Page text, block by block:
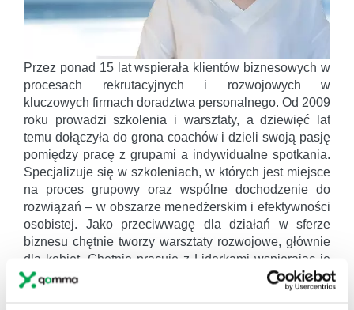
Przez ponad 15 lat wspierała klientów biznesowych w
procesach rekrutacyjnych i rozwojowych w
kluczowych firmach doradztwa personalnego. Od 2009
roku prowadzi szkolenia i warsztaty, a dziewięć lat
temu dołączyła do grona coachów i dzieli swoją pasję
pomiędzy pracę z grupami a indywidualne spotkania.
Specjalizuje się w szkoleniach, w których jest miejsce
na proces grupowy oraz wspólne dochodzenie do
rozwiązań – w obszarze menedżerskim i efektywności
osobistej. Jako przeciwwagę dla działań w sferze
biznesu chętnie tworzy warsztaty rozwojowe, głównie
dla kobiet. Chętnie pracuje z Liderkami wspierając je
w poszukiwaniu własnego potencjału i budując ich
odwagę menedżerską. Jest absolwentką Szkoły